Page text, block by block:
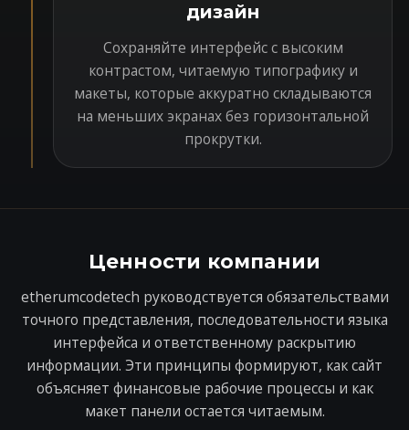
дизайн
Сохраняйте интерфейс с высоким
контрастом, читаемую типографику и
макеты, которые аккуратно складываются
на меньших экранах без горизонтальной
прокрутки.
Ценности компании
etherumcodetech руководствуется обязательствами
точного представления, последовательности языка
интерфейса и ответственному раскрытию
информации. Эти принципы формируют, как сайт
объясняет финансовые рабочие процессы и как
макет панели остается читаемым.